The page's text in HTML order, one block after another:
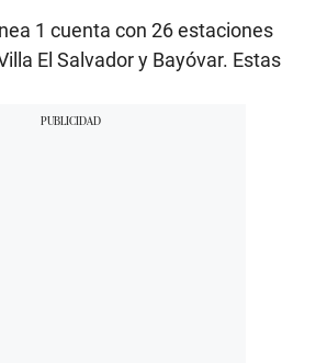
1 cuenta con 26 estaciones
El Salvador y Bayóvar. Estas